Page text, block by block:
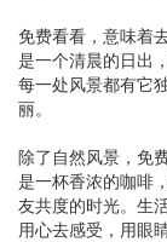
免费看看，意味着
是一个清晨的日出
每一处风景都有它
丽。
除了自然风景，免
是一杯香浓的咖啡
友共度的时光。生
用心去感受，用眼